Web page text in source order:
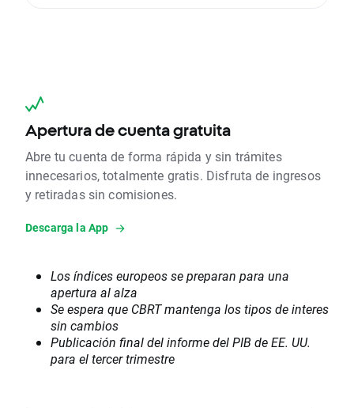
Apertura de cuenta gratuita
Abre tu cuenta de forma rápida y sin trámites
innecesarios, totalmente gratis. Disfruta de ingresos
y retiradas sin comisiones.
Descarga la App
Los índices europeos se preparan para una
apertura al alza
Se espera que CBRT mantenga los tipos de interes
sin cambios
Publicación final del informe del PIB de EE. UU.
para el tercer trimestre